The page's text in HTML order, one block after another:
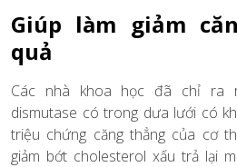
Giúp làm giảm
quả
Các nhà khoa học đã chỉ ra
dismutase có trong dưa lưới có
triệu chứng căng thẳng của cơ
giảm bớt cholesterol xấu trả lại